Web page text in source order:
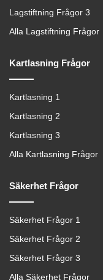
Lagstiftning Frågor 3
Alla Lagstiftning Frågor
Kartlasning Frågor
Kartlasning 1
Kartlasning 2
Kartlasning 3
Alla Kartlasning Frågor
Säkerhet Frågor
Säkerhet Frågor 1
Säkerhet Frågor 2
Säkerhet Frågor 3
Alla Säkerhet Frågor